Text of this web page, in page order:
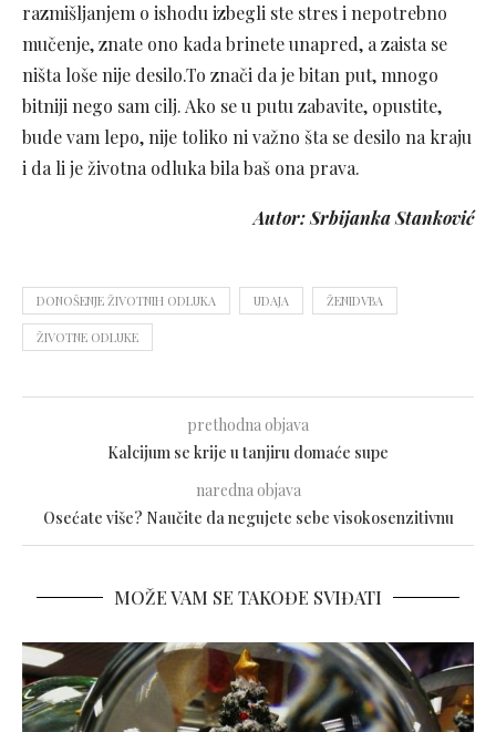
razmišljanjem o ishodu izbegli ste stres i nepotrebno
mučenje, znate ono kada brinete unapred, a zaista se
ništa loše nije desilo.To znači da je bitan put, mnogo
bitniji nego sam cilj. Ako se u putu zabavite, opustite,
bude vam lepo, nije toliko ni važno šta se desilo na kraju
i da li je životna odluka bila baš ona prava.
Autor: Srbijanka Stanković
DONOŠENJE ŽIVOTNIH ODLUKA UDAJA ŽENIDVBA
ŽIVOTNE ODLUKE
prethodna objava
Kalcijum se krije u tanjiru domaće supe
naredna objava
Osećate više? Naučite da negujete sebe visokosenzitivnu
MOŽE VAM SE TAKOĐE SVIĐATI